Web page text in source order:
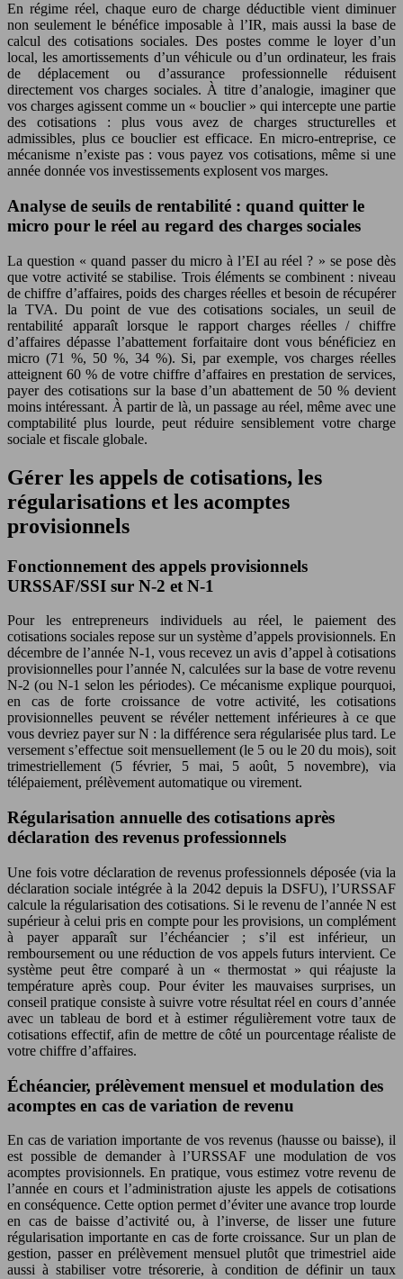
En régime réel, chaque euro de charge déductible vient diminuer
non seulement le bénéfice imposable à l’IR, mais aussi la base de
calcul des cotisations sociales. Des postes comme le loyer d’un
local, les amortissements d’un véhicule ou d’un ordinateur, les frais
de déplacement ou d’assurance professionnelle réduisent
directement vos charges sociales. À titre d’analogie, imaginer que
vos charges agissent comme un « bouclier » qui intercepte une partie
des cotisations : plus vous avez de charges structurelles et
admissibles, plus ce bouclier est efficace. En micro-entreprise, ce
mécanisme n’existe pas : vous payez vos cotisations, même si une
année donnée vos investissements explosent vos marges.
Analyse de seuils de rentabilité : quand quitter le
micro pour le réel au regard des charges sociales
La question « quand passer du micro à l’EI au réel ? » se pose dès
que votre activité se stabilise. Trois éléments se combinent : niveau
de chiffre d’affaires, poids des charges réelles et besoin de récupérer
la TVA. Du point de vue des cotisations sociales, un seuil de
rentabilité apparaît lorsque le rapport charges réelles / chiffre
d’affaires dépasse l’abattement forfaitaire dont vous bénéficiez en
micro (71 %, 50 %, 34 %). Si, par exemple, vos charges réelles
atteignent 60 % de votre chiffre d’affaires en prestation de services,
payer des cotisations sur la base d’un abattement de 50 % devient
moins intéressant. À partir de là, un passage au réel, même avec une
comptabilité plus lourde, peut réduire sensiblement votre charge
sociale et fiscale globale.
Gérer les appels de cotisations, les
régularisations et les acomptes
provisionnels
Fonctionnement des appels provisionnels
URSSAF/SSI sur N-2 et N-1
Pour les entrepreneurs individuels au réel, le paiement des
cotisations sociales repose sur un système d’appels provisionnels. En
décembre de l’année N-1, vous recevez un avis d’appel à cotisations
provisionnelles pour l’année N, calculées sur la base de votre revenu
N-2 (ou N-1 selon les périodes). Ce mécanisme explique pourquoi,
en cas de forte croissance de votre activité, les cotisations
provisionnelles peuvent se révéler nettement inférieures à ce que
vous devriez payer sur N : la différence sera régularisée plus tard. Le
versement s’effectue soit mensuellement (le 5 ou le 20 du mois), soit
trimestriellement (5 février, 5 mai, 5 août, 5 novembre), via
télépaiement, prélèvement automatique ou virement.
Régularisation annuelle des cotisations après
déclaration des revenus professionnels
Une fois votre déclaration de revenus professionnels déposée (via la
déclaration sociale intégrée à la 2042 depuis la DSFU), l’URSSAF
calcule la régularisation des cotisations. Si le revenu de l’année N est
supérieur à celui pris en compte pour les provisions, un complément
à payer apparaît sur l’échéancier ; s’il est inférieur, un
remboursement ou une réduction de vos appels futurs intervient. Ce
système peut être comparé à un « thermostat » qui réajuste la
température après coup. Pour éviter les mauvaises surprises, un
conseil pratique consiste à suivre votre résultat réel en cours d’année
avec un tableau de bord et à estimer régulièrement votre taux de
cotisations effectif, afin de mettre de côté un pourcentage réaliste de
votre chiffre d’affaires.
Échéancier, prélèvement mensuel et modulation des
acomptes en cas de variation de revenu
En cas de variation importante de vos revenus (hausse ou baisse), il
est possible de demander à l’URSSAF une modulation de vos
acomptes provisionnels. En pratique, vous estimez votre revenu de
l’année en cours et l’administration ajuste les appels de cotisations
en conséquence. Cette option permet d’éviter une avance trop lourde
en cas de baisse d’activité ou, à l’inverse, de lisser une future
régularisation importante en cas de forte croissance. Sur un plan de
gestion, passer en prélèvement mensuel plutôt que trimestriel aide
aussi à stabiliser votre trésorerie, à condition de définir un taux